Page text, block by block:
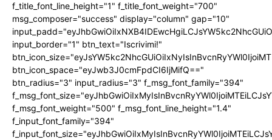
f_title_font_line_height="1" f_title_font_weight="700"
msg_composer="success" display="column" gap="10"
input_border="1" btn_text="Iscrivimi!"
btn_icon_space="eyJwb3J0cmFpdCI6IjMifQ=="
btn_radius="3" input_radius="3" f_msg_font_family="394"
f_msg_font_weight="500" f_msg_font_line_height="1.4"
f_input_font_family="394"